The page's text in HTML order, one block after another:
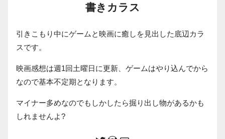
書きカラス
引きこもり中にゲームと映画に癒しを見出した底辺カラ
スです。
映画感想は週1回土曜日に更新、ゲームはやり込んでから
なので基本不定期となります。
マイナー多めなのでもしかしたら掘り出し物があるかも
しれませんよ?